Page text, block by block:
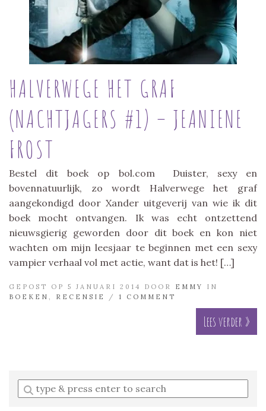
HALVERWEGE HET GRAF
(NACHTJAGERS #1) – JEANIENE
FROST
Bestel dit boek op bol.com Duister, sexy en
bovennatuurlijk, zo wordt Halverwege het graf
aangekondigd door Xander uitgeverij van wie ik dit
boek mocht ontvangen. Ik was echt ontzettend
nieuwsgierig geworden door dit boek en kon niet
wachten om mijn leesjaar te beginnen met een sexy
vampier verhaal vol met actie, want dat is het! […]
GEPOST OP 5 JANUARI 2014 DOOR EMMY
IN
BOEKEN
RECENSIE / 1 COMMENT
Lees verder »
Enter
a